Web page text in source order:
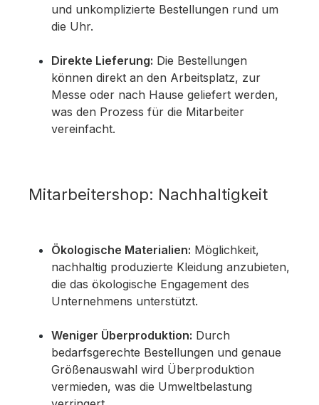
und unkomplizierte Bestellungen rund um
die Uhr.
Direkte Lieferung: Die Bestellungen
können direkt an den Arbeitsplatz, zur
Messe oder nach Hause geliefert werden,
was den Prozess für die Mitarbeiter
vereinfacht.
Mitarbeitershop: Nachhaltigkeit
Ökologische Materialien: Möglichkeit,
nachhaltig produzierte Kleidung anzubieten,
die das ökologische Engagement des
Unternehmens unterstützt.
Weniger Überproduktion: Durch
bedarfsgerechte Bestellungen und genaue
Größenauswahl wird Überproduktion
vermieden, was die Umweltbelastung